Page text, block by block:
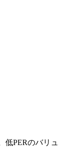
PERのバリ